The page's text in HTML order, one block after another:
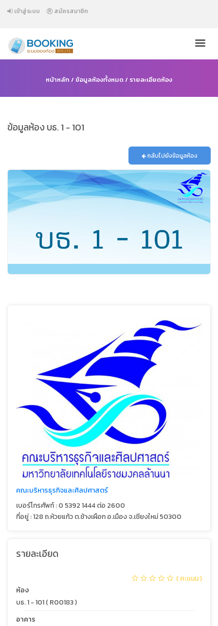
เข้าสู่ระบบ สมัครสมาชิก
หน้าหลัก / ข้อมูลห้องทั้งหมด / รายละเอียดห้อง
ข้อมูลห้อง บธ. 1 - 101
กลับไปยังข้อมูลห้อง
คณะบริหารธุรกิจและศิลปศาสตร์
เบอร์โทรศัพท์ : 0 5392 1444 ต่อ 2600
ที่อยู่ : 128 ถ.ห้วยแก้ว ต.ช้างเผือก อ.เมือง จ.เชียงใหม่ 50300
รายละเอียด
( คะเเนน )
ห้อง
บธ. 1 - 101 ( R00183 )
อาคาร